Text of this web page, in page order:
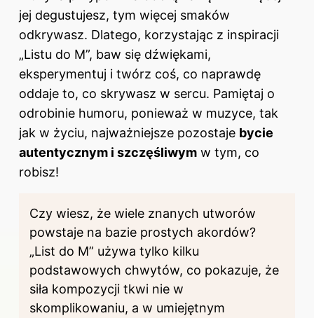
jej degustujesz, tym więcej smaków
odkrywasz. Dlatego, korzystając z inspiracji
„Listu do M”, baw się dźwiękami,
eksperymentuj i twórz coś, co naprawdę
oddaje to, co skrywasz w sercu. Pamiętaj o
odrobinie humoru, ponieważ w muzyce, tak
jak w życiu, najważniejsze pozostaje bycie
autentycznym i szczęśliwym w tym, co
robisz!
Czy wiesz, że wiele znanych utworów
powstaje na bazie prostych akordów?
„List do M” używa tylko kilku
podstawowych chwytów, co pokazuje, że
siła kompozycji tkwi nie w
skomplikowaniu, a w umiejętnym